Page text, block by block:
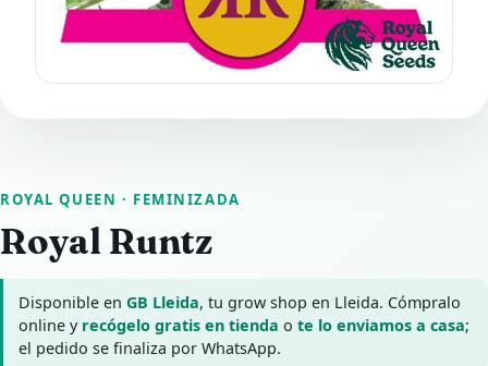
ROYAL QUEEN · FEMINIZADA
Royal Runtz
Disponible enGB Lleida, tu grow shop en Lleida. Cómpralo
online y recógelo gratis en tienda ote lo enviamos a casa;
el pedido se finaliza por WhatsApp.